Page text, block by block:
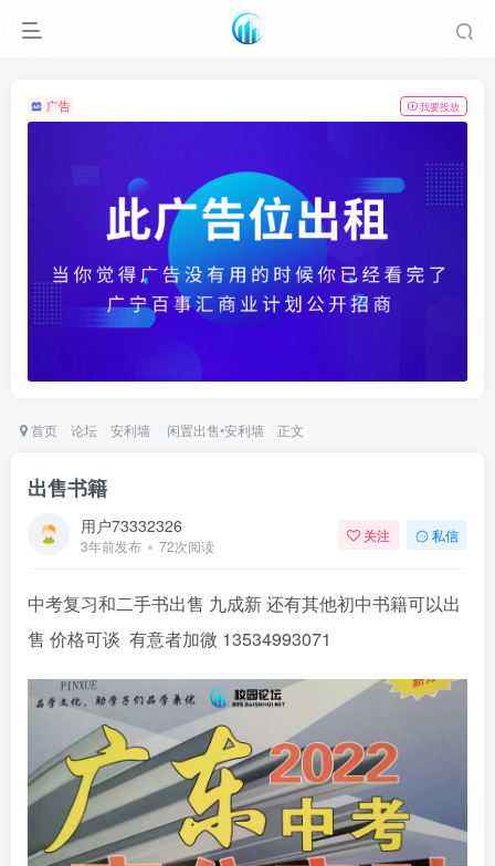
广告 我要投放
首页 论坛 安利墙 闲置出售•安利墙 正文
出售书籍
用户73332326
3年前发布 72次阅读
关注 私信
中考复习和二手书出售 九成新 还有其他初中书籍可以出
售 价格可谈 有意者加微 13534993071